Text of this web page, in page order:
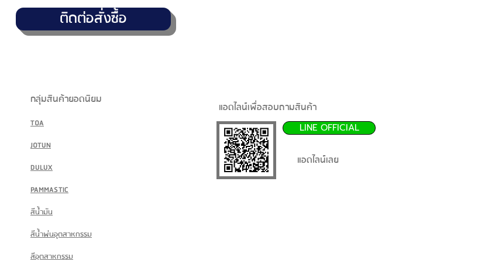
ติดต่อสั่งซื้อ
กลุ่มสินค้ายอดนิยม
TOA
JOTUN
DULUX
PAMMASTIC
สีน้ำมัน
สีน้ำพ่นอุตสาหกรรม
สีอุตสาหกรรม
แอดไลน์เพื่อสอบถามสินค้า
LINE OFFICIAL
แอดไลน์เลย